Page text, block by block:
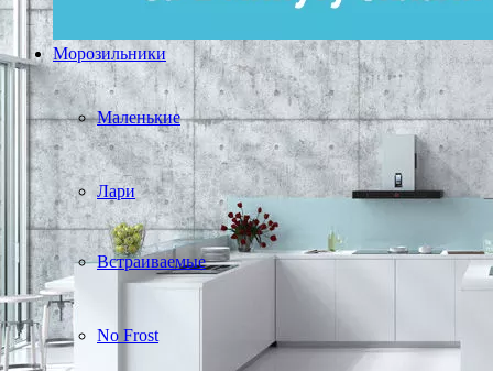
Морозильники
Маленькие
Лари
Встраиваемые
No Frost